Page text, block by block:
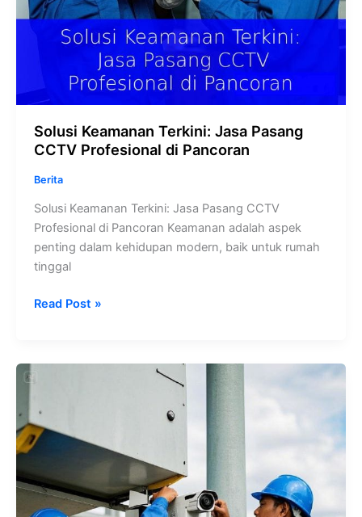
Solusi Keamanan Terkini: Jasa Pasang
CCTV Profesional di Pancoran
Berita
Solusi Keamanan Terkini: Jasa Pasang CCTV
Profesional di Pancoran Keamanan adalah aspek
penting dalam kehidupan modern, baik untuk rumah
tinggal
Read Post »
Tinggi
di
Pasar
Pilihan
Terbaik